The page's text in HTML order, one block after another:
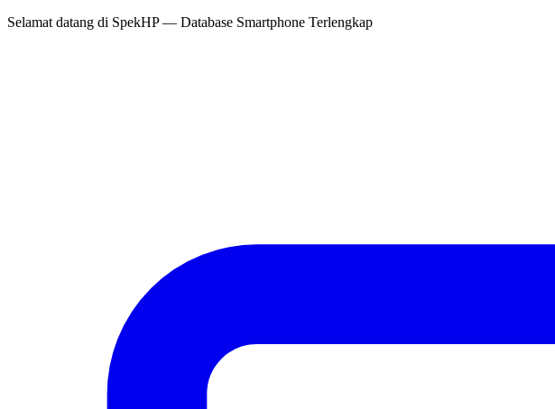
Selamat datang di SpekHP— Database Smartphone Terlengkap